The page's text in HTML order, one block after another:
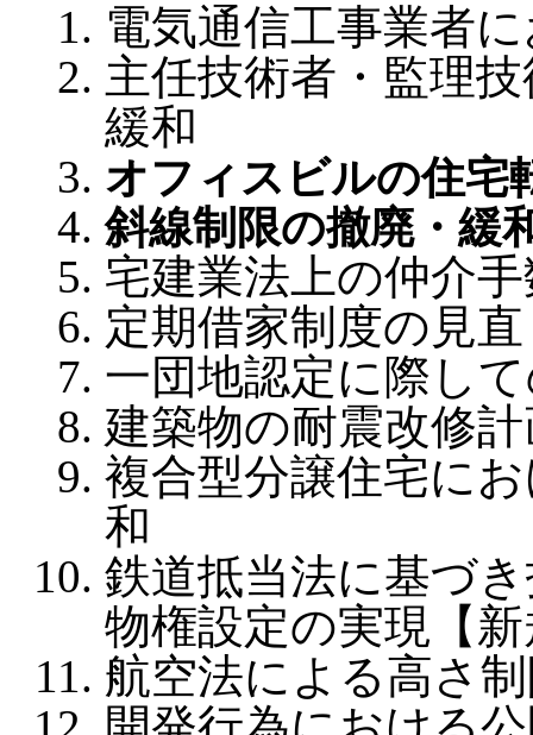
電気通信工事業者
主任技術者・監理
緩和
オフィスビルの住宅
斜線制限の撤廃・緩
宅建業法上の仲介
定期借家制度の見
一団地認定に際し
建築物の耐震改修
複合型分譲住宅に
和
鉄道抵当法に基づ
物権設定の実現【
航空法による高さ